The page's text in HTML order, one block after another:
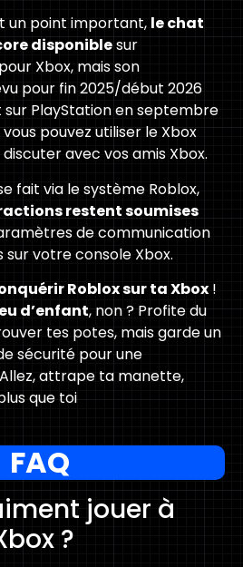
un point important, le chat
disponiblesur
Xbox, mais son
pour fin 2025/début 2026
PlayStation en septembre
pouvez utiliser le Xbox
avec vos amis Xbox.
fait via le système Roblox,
restent soumises
de communication
sur votre console Xbox.
Roblox sur ta Xbox !
d’enfant, non ? Profite du
tes potes, mais garde un
sécurité pour une
attrape ta manette,
que toi
FAQ
jouer à
?